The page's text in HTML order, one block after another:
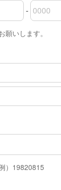
-
願いします。
）19820815